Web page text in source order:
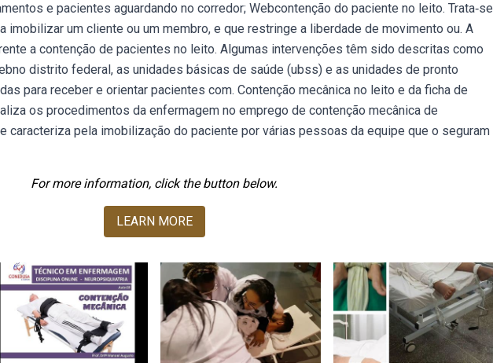
e pacientes aguardando no corredor; Webcontenção do paciente no leito. Trata‐se
imobilizar um cliente ou um membro, e que restringe a liberdade de movimento ou. A
a contenção de pacientes no leito. Algumas intervenções têm sido descritas como
distrito federal, as unidades básicas de saúde (ubss) e as unidades de pronto
para receber e orientar pacientes com. Contenção mecânica no leito e da ficha de
os procedimentos da enfermagem no emprego de contenção mecânica de
caracteriza pela imobilização do paciente por várias pessoas da equipe que o seguram
For more information, click the button below.
LEARN MORE